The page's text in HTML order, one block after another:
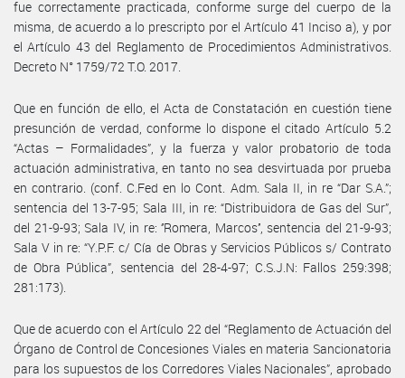
fue correctamente practicada, conforme surge del cuerpo de la
misma, de acuerdo a lo prescripto por el Artículo 41 Inciso a), y por
el Artículo 43 del Reglamento de Procedimientos Administrativos.
Decreto N° 1759/72 T.O. 2017.
Que en función de ello, el Acta de Constatación en cuestión tiene
presunción de verdad, conforme lo dispone el citado Artículo 5.2
“Actas – Formalidades”, y la fuerza y valor probatorio de toda
actuación administrativa, en tanto no sea desvirtuada por prueba
en contrario. (conf. C.Fed en lo Cont. Adm. Sala II, in re “Dar S.A.”;
sentencia del 13-7-95; Sala III, in re: “Distribuidora de Gas del Sur”,
del 21-9-93; Sala IV, in re: ‘’Romera, Marcos’’, sentencia del 21-9-93;
Sala V in re: “Y.P.F. c/ Cía de Obras y Servicios Públicos s/ Contrato
de Obra Pública”, sentencia del 28-4-97; C.S.J.N: Fallos 259:398;
281:173).
Que de acuerdo con el Artículo 22 del “Reglamento de Actuación del
Órgano de Control de Concesiones Viales en materia Sancionatoria
para los supuestos de los Corredores Viales Nacionales”, aprobado